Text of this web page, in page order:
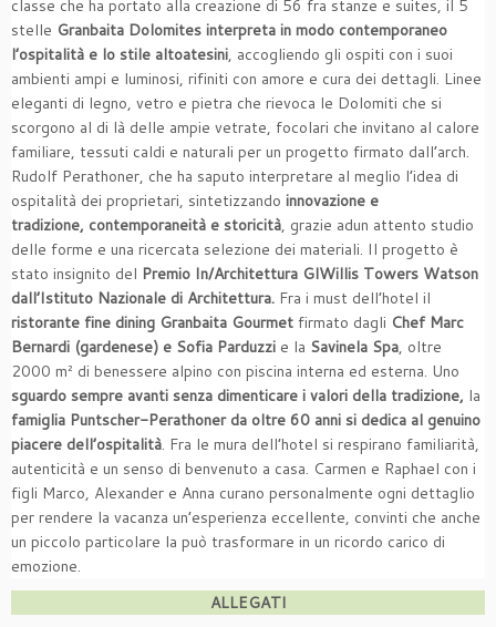
classe che ha portato alla creazione di 56 fra stanze e suites, il 5
stelle Granbaita Dolomites interpreta in modo contemporaneo
l’ospitalità e lo stile altoatesini, accogliendo gli ospiti con i suoi
ambienti ampi e luminosi, rifiniti con amore e cura dei dettagli. Linee
eleganti di legno, vetro e pietra che rievoca le Dolomiti che si
scorgono al di là delle ampie vetrate, focolari che invitano al calore
familiare, tessuti caldi e naturali per un progetto firmato dall’arch.
Rudolf Perathoner, che ha saputo interpretare al meglio l’idea di
ospitalità dei proprietari, sintetizzando innovazione e
tradizione, contemporaneità e storicità, grazie adun attento studio
delle forme e una ricercata selezione dei materiali. Il progetto è
stato insignito del Premio In/Architettura GlWillis Towers Watson
dall’Istituto Nazionale di Architettura. Fra i must dell’hotel il
ristorante fine dining Granbaita Gourmet firmato dagli Chef Marc
Bernardi (gardenese) e Sofia Parduzzi e la Savinela Spa, oltre
2000 m² di benessere alpino con piscina interna ed esterna. Uno
sguardo sempre avanti senza dimenticare i valori della tradizione, la
famiglia Puntscher-Perathoner da oltre 60 anni si dedica al genuino
piacere dell’ospitalità. Fra le mura dell’hotel si respirano familiarità,
autenticità e un senso di benvenuto a casa. Carmen e Raphael con i
figli Marco, Alexander e Anna curano personalmente ogni dettaglio
per rendere la vacanza un’esperienza eccellente, convinti che anche
un piccolo particolare la può trasformare in un ricordo carico di
emozione.
ALLEGATI